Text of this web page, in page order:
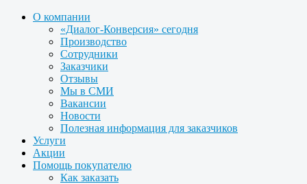
О компании
«Диалог-Конверсия» сегодня
Производство
Сотрудники
Заказчики
Отзывы
Мы в СМИ
Вакансии
Новости
Полезная информация для заказчиков
Услуги
Акции
Помощь покупателю
Как заказать